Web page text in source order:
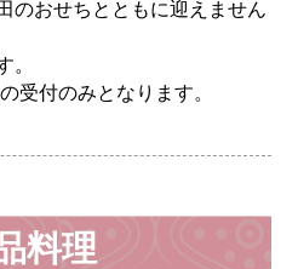
のおせちとともに迎えません
。
受付のみとなります。
料理